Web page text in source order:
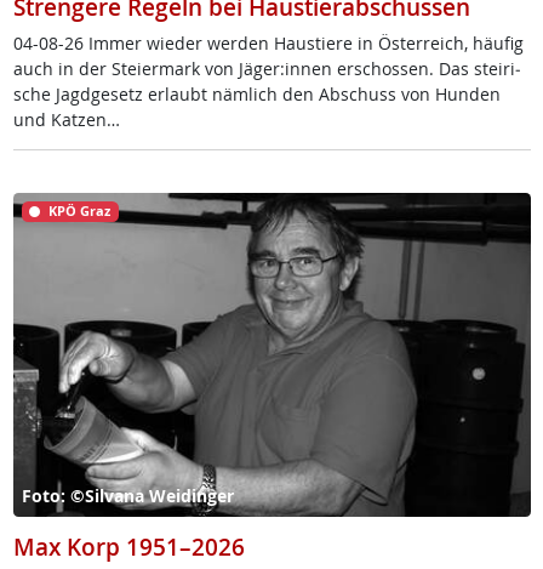
Strengere Regeln bei Haustierabschüssen
04-08-26 Im­mer wie­der wer­den Haus­tie­re in Ös­t­er­reich, häu­fig
auch in der Stei­er­mark von Jä­ger:in­nen er­schos­sen. Das stei­ri­
sche Jagd­ge­setz er­laubt näm­lich den Ab­schuss von Hun­den
und Kat­zen…
KPÖ Graz
Foto: ©Silvana Weidinger
Max Korp 1951–2026